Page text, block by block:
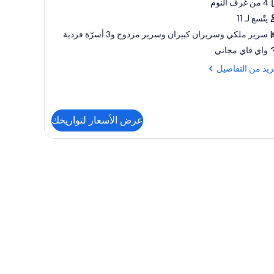
4 من غرف النوم
يتّسع لـ 11
سرير ملكي‫‬ وسريران كبيران‫‬ وسرير مزدوج‫‬ و3 أسرّة فردية
واي فاي مجاني
من التفاصيل
عرض الأسعار لتواريخك